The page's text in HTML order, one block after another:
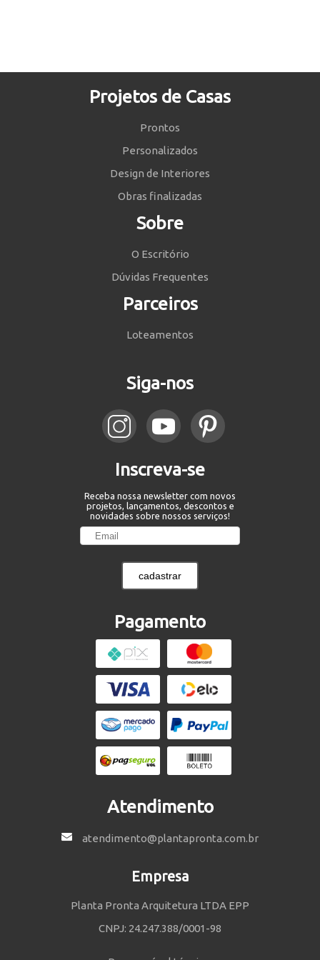
Projetos de Casas
Prontos
Personalizados
Design de Interiores
Obras finalizadas
Sobre
O Escritório
Dúvidas Frequentes
Parceiros
Loteamentos
Siga-nos
Inscreva-se
Receba nossa newsletter com novos
projetos, lançamentos, descontos e
novidades sobre nossos serviços!
cadastrar
Pagamento
Atendimento
atendimento@plantapronta.com.br
Empresa
Planta Pronta Arquitetura LTDA EPP
CNPJ: 24.247.388/0001-98